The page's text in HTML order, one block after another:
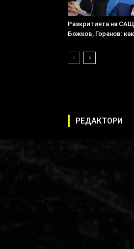
Разкритията на САЩ
Божков, Горанов:
РЕДАКТОРИ